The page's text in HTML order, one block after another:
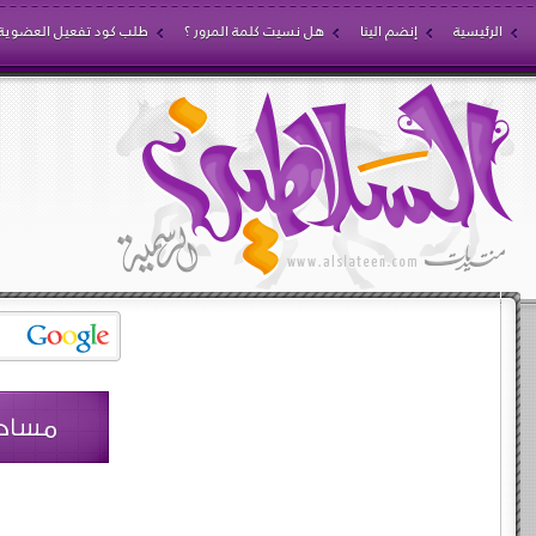
الرئيسية إنضم الينا هل نسيت كلمة المرور ؟ طلب كود تفعيل